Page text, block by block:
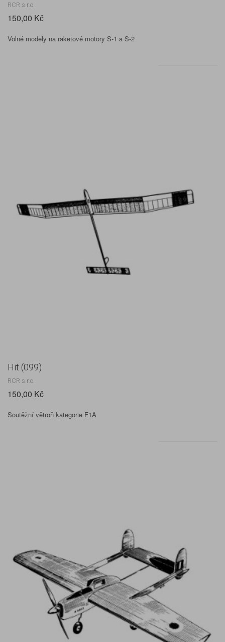
RCR s.r.o.
150,00 Kč
Volné modely na raketové motory S-1 a S-2
Hit (099)
RCR s.r.o.
150,00 Kč
Soutěžní větroň kategorie F1A